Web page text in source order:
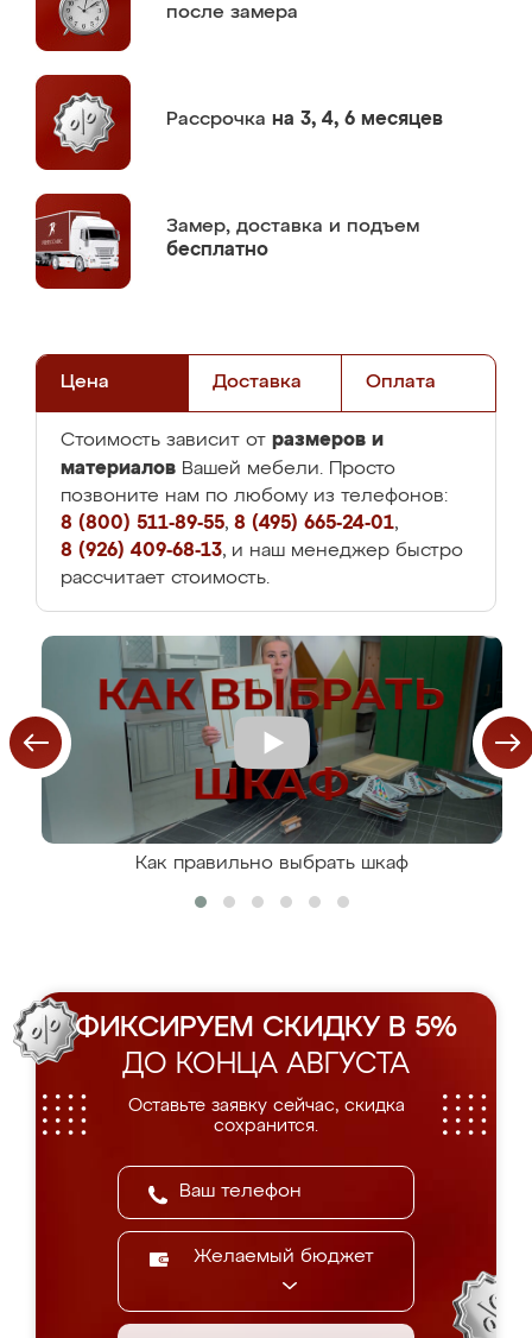
после замера
Рассрочка на 3, 4, 6 месяцев
Замер, доставка и подъем
бесплатно
Цена Доставка Оплата
Стоимость зависит от размеров и
материалов Вашей мебели. Просто
позвоните нам по любому из телефонов:
8 (800) 511-89-55, 8 (495) 665-24-01,
8 (926) 409-68-13, и наш менеджер быстро
рассчитает стоимость.
Как правильно выбрать шкаф
ФИКСИРУЕМ СКИДКУ В 5%
ДО КОНЦА АВГУСТА
Оставьте заявку сейчас, скидка
сохранится.
Желаемый бюджет